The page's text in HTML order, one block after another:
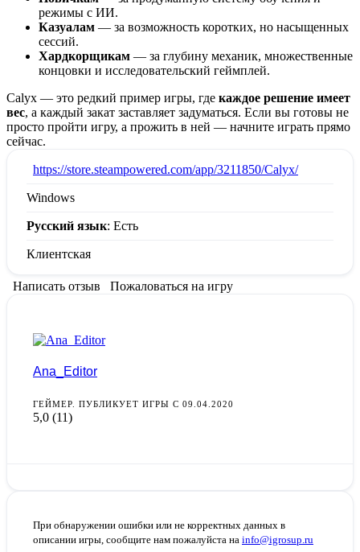
режимы с ИИ.
Казуалам — за возможность коротких, но насыщенных
сессий.
Хардкорщикам — за глубину механик, множественные
концовки и исследовательский геймплей.
Calyx — это редкий пример игры, где каждое решение имеет
вес, а каждый закат заставляет задуматься. Если вы готовы не
просто пройти игру, а прожить в ней — начните играть прямо
сейчас.
https://store.steampowered.com/app/3211850/Calyx/
Windows
Русский язык: Есть
Клиентская
Написать отзыв Пожаловаться на игру
Ana_Editor
ГЕЙМЕР. ПУБЛИКУЕТ ИГРЫ С 09.04.2020
5,0 (11)
При обнаружении ошибки или не корректных данных в
описании игры, сообщите нам пожалуйста на info@igrosup.ru